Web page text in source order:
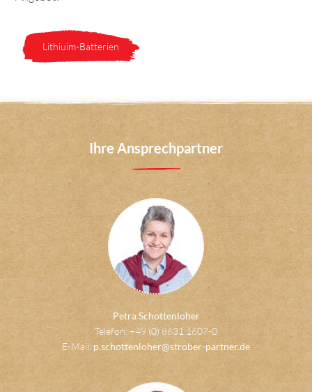
Lithiuim-Batterien
Ihre Ansprechpartner
Petra Schottenloher
Telefon: +49 (0) 8631 1607-0
E-Mail:p.schottenloher@strober-partner.de